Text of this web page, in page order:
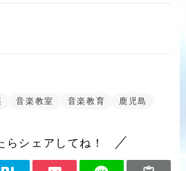
音楽教室 音楽教育 鹿児島
らシェアしてね！